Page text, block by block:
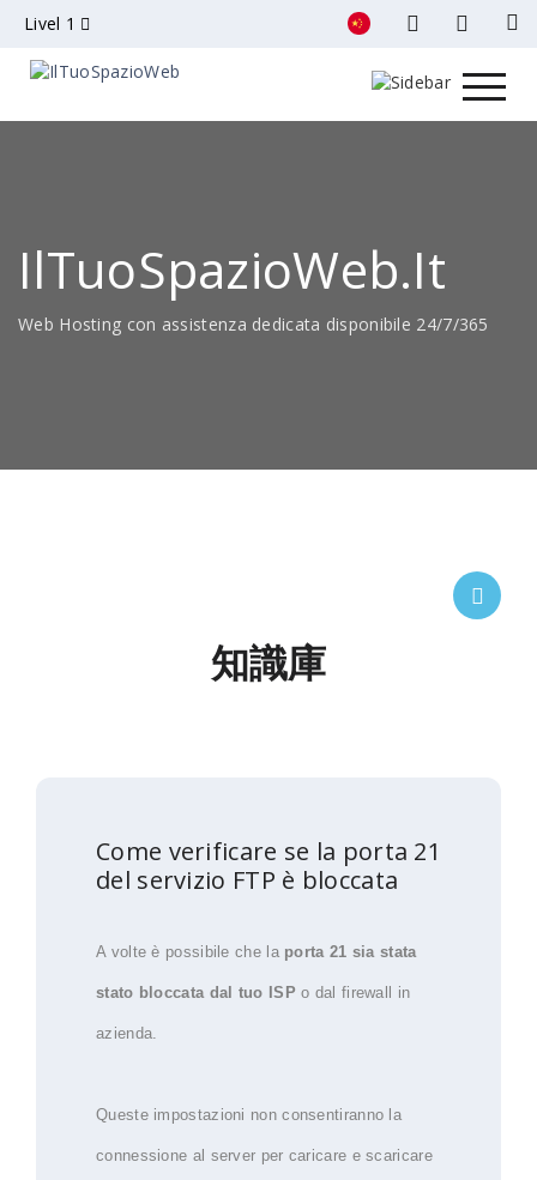
Livel 1
IlTuoSpazioWeb.it
Web Hosting con assistenza dedicata disponibile 24/7/365
知識庫
Come verificare se la porta 21
del servizio FTP è bloccata
A volte è possibile che la porta 21 sia stata
stato bloccata dal tuo ISPo dal firewall in
azienda.
Queste impostazioni non consentiranno la
connessione al server per caricare e scaricare